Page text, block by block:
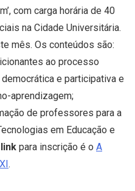
com carga horária de 40
na Cidade Universitária.
mês. Os conteúdos são:
ao processo
e participativa e
aprendizagem;
de professores para a
em Educação e
link para inscrição é o A
.